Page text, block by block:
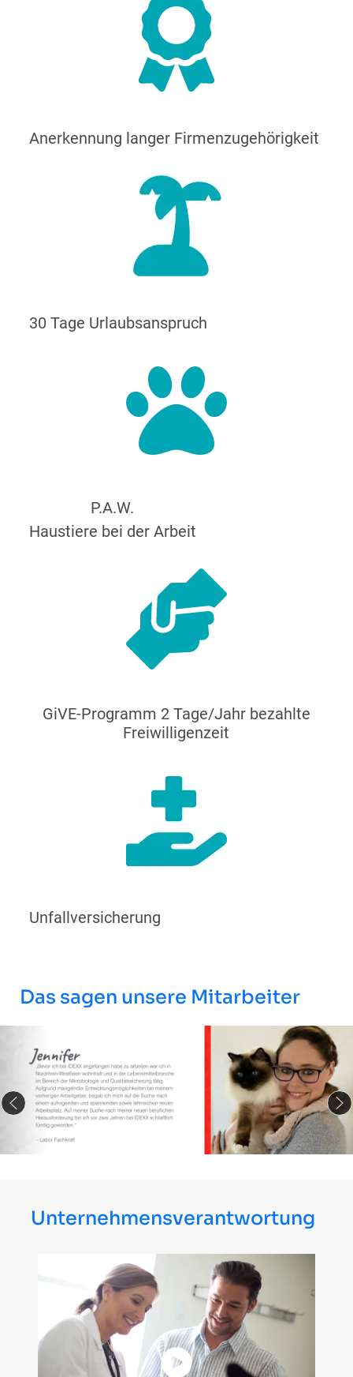
Anerkennung langer Firmenzugehörigkeit
30 Tage Urlaubsanspruch
P.A.W.
Haustiere bei der Arbeit
GiVE-Programm 2 Tage/Jahr bezahlte
Freiwilligenzeit
Unfallversicherung
Das sagen unsere Mitarbeiter
Unternehmensverantwortung